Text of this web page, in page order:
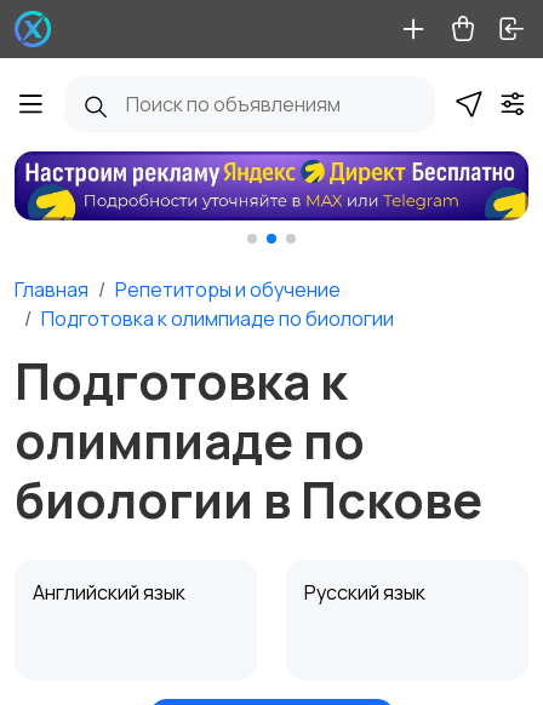
Главная
Репетиторы и обучение
Подготовка к олимпиаде по биологии
Подготовка к
олимпиаде по
биологии в Пскове
Английский язык Русский язык